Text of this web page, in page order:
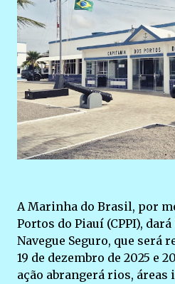
A Marinha do Brasil, por
Portos do Piauí (CPPI),
Navegue Seguro, que será
19 de dezembro de 2025 e
ação abrangerá rios, áreas